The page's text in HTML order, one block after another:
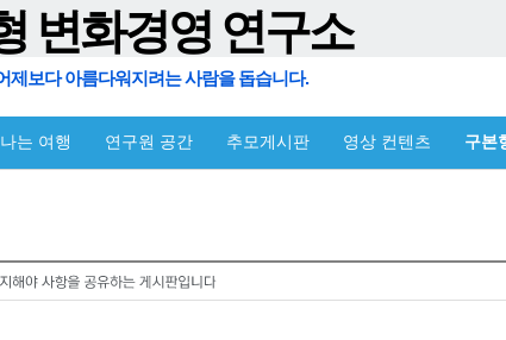
변화경영 연구소
제보다 아름다워지려는 사람을 돕습니다.
는 여행 연구원 공간 추모게시판 영상 컨텐츠 구본